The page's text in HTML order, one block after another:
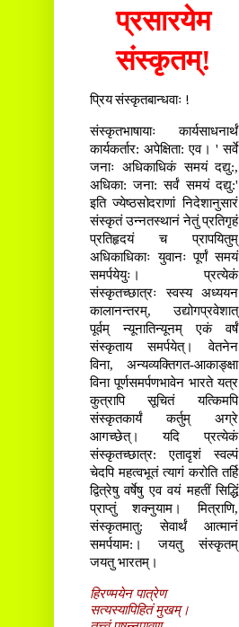
प्रसारयेम
संस्कृतम्!
प्रिय संस्कृतबान्धवाः !
संस्कृतभाषायाः कार्यसाधनार्थं
कार्यकर्तार: अपेक्षिता: एव। ' सर्वे
जनाः अधिकाधिकं समयं दद्यु:,
अधिका: जना: सर्वं समयं दद्यु:'
इति ज्येष्ठसोदराणां निदेशानुसारं
संस्कृतं उन्नतस्थानं नेतुं प्रतिगृहं
प्रतिहृदयं च प्रापयितुम्
अधिकाधिकाः युवानः पूर्णं समयं
समर्पयेयुः। प्रत्येकं
संस्कृतच्छात्रः स्वस्य अध्ययन
कालानन्तरम्, उद्योगप्रवेशात्
पूर्वम् न्यूनातिन्यूनम् एकं वर्षं
संस्कृताय समर्पयेत्। वेतनेन
विना, अन्यव्यक्तिगत-आकाङ्क्षा
विना पूर्णसमर्पणभावेन भारते यत्र
कुत्रापि सूचितं यत्किमपि
संस्कृतकार्यं कर्तुम् अग्रे
आगच्छेत्। यदि प्रत्येकं
संस्कृतच्छात्र: एतादृशं स्वल्पं
चेदपि महत्वभूतं त्यागं करोति तर्हि
द्वित्रेषु वर्षेषु एव वयं महतीं सिद्धिं
प्राप्तुं शक्नुयाम। मित्राणि,
संस्कृतमातु: सेवार्थं आत्मानं
समर्पयाम:। जयतु संस्कृतम्
जयतु भारतम्।
हिरण्मयेन पात्रेण
सत्यस्यापिहितं मुखम्।